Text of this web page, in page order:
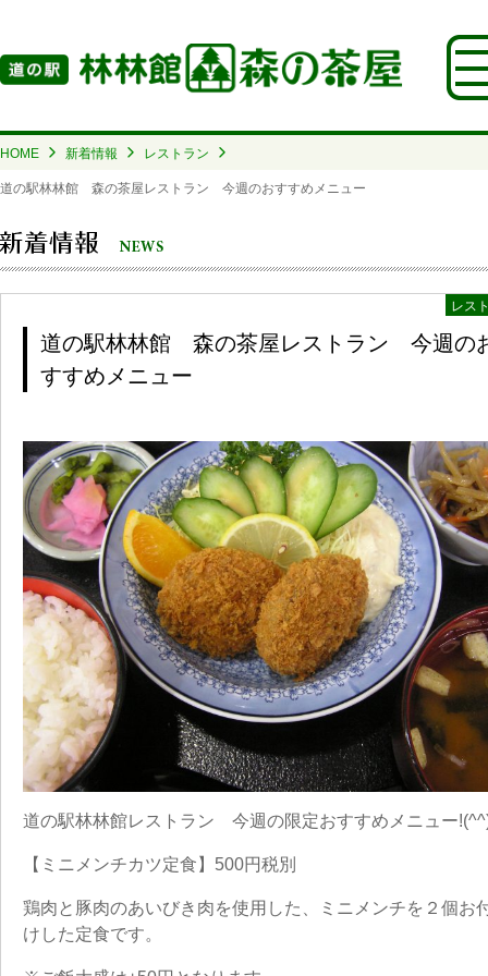
HOME 新着情報 レストラン
道の駅林林館 森の茶屋レストラン 今週のおすすめメニュー
レス
道の駅林林館 森の茶屋レストラン 今週の
すすめメニュー
道の駅林林館レストラン 今週の限定おすすめメニュー
【ミニメンチカツ定食】500円税別
鶏肉と豚肉のあいびき肉を使用した、ミニメンチを２個お
けした定食です。